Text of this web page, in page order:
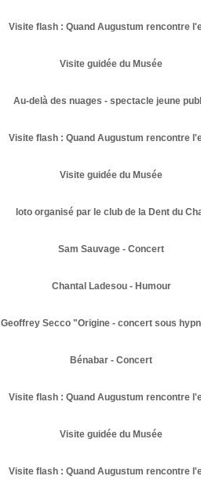
Visite flash : Quand Augustum rencontre
Visite guidée du Musée
Au-delà des nuages - spectacle jeune
Visite flash : Quand Augustum rencontre
Visite guidée du Musée
loto organisé par le club de la Dent du
Sam Sauvage - Concert
Chantal Ladesou - Humour
Geoffrey Secco "Origine - concert sous
Bénabar - Concert
Visite flash : Quand Augustum rencontre
Visite guidée du Musée
Visite flash : Quand Augustum rencontre